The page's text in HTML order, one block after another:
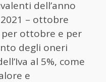
dell’anno
– ottobre
per ottobre e per
degli oneri
al 5%, come
e